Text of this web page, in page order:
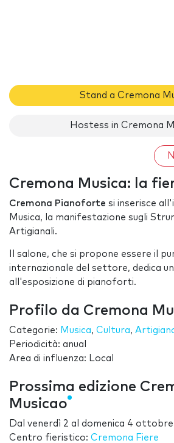
Stand a Cremona
Hostess in Cremona
Cremona Musica: la
Cremona Pianoforte si inserisce
Musica, la manifestazione sugli
Artigianali.
Il salone, che si propone essere il
internazionale del settore, dedica
all'esposizione di pianoforti.
Profilo da Cremona
Categorie: Musica, Cultura,
Periodicità: anual
Area di influenza: Local
Prossima edizione
Musicao
Dal venerdì 2 al domenica 4 ottobre
Centro fieristico: Cremona Fiere